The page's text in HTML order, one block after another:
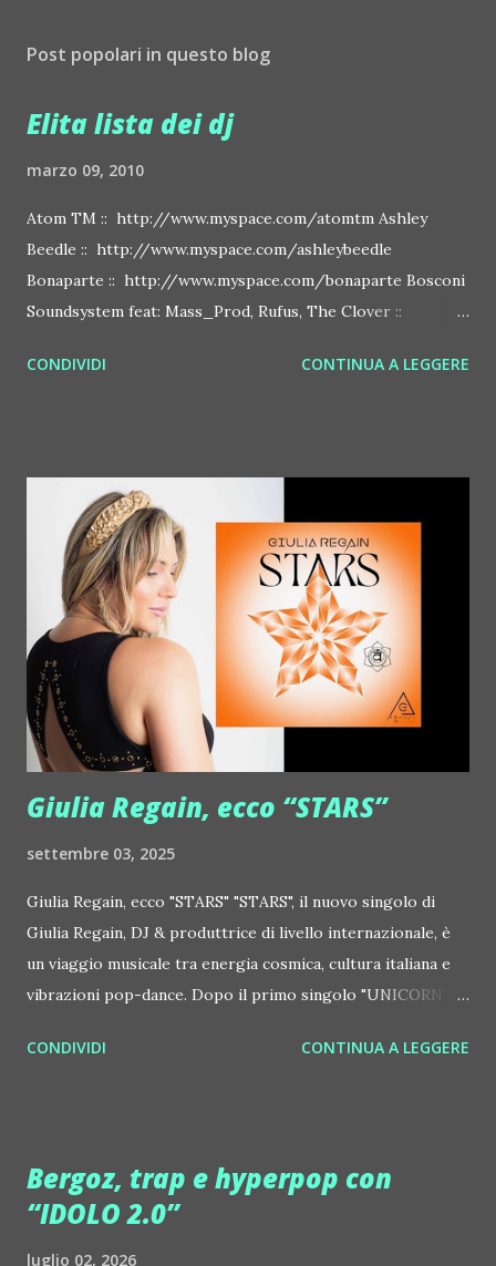
Post popolari in questo blog
Elita lista dei dj
marzo 09, 2010
Atom TM :: http://www.myspace.com/atomtm Ashley
Beedle :: http://www.myspace.com/ashleybeedle
Bonaparte :: http://www.myspace.com/bonaparte Bosconi
Soundsystem feat: Mass_Prod, Rufus, The Clover ::
http://www.myspace.com/benderbyetone Chapelier Fou ::
Deian :: http://www.myspace.com/deiansong Dixon ::
http://www.myspace.com/justdixon Frivolous ::
http://www.myspace.com/frivolouslive Frost ::
http://www.myspace.com/frostnorway Gonzales ::
http://www.myspace.com/gonzpiration Italian Laptop
Orchestra feat. Alessio Bertallot Jimmy Edgar ::
http://www.myspace.com/colorstrip Jon Hopkins ::
http://www.myspace.com/jonhopkins Le Luci della
Centrale Elettrica Loco Dice ::
http://www.myspace.com/locod...
CONDIVIDI CONTINUA A LEGGERE
Giulia Regain, ecco “STARS”
settembre 03, 2025
Giulia Regain, ecco "STARS" "STARS", il nuovo singolo di
Giulia Regain, DJ & produttrice di livello internazionale, è
un viaggio musicale tra energia cosmica, cultura italiana e
vibrazioni pop-dance. Dopo il primo singolo "UNICORN",
seconda release intitolata "STARS", interpretata dalla voce
tra Giulia Regain e Dhany, già insieme in precedenti
produzioni come "My Memories" (Universal) e "We Are
CONDIVIDI CONTINUA A LEGGERE
Bergoz, trap e hyperpop con
“IDOLO 2.0”
luglio 02, 2026